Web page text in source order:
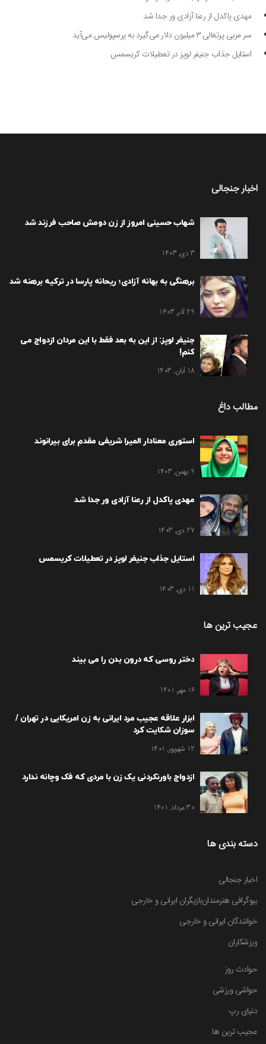
مهدی پاکدل از رعنا آزادی ور جدا شد
سر مربی پرتغالی ۳ میلیون دلار می‌گیرد به پرسپولیس می‌آید
استایل جذاب جنیفر لوپز در تعطیلات کریسمس
اخبار جنجالی
شهاب حسینی امروز از زن دومش صاحب فرزند شد
3 دی, 1403
برهنگی به بهانه آزادی؛ ریحانه پارسا در ترکیه برهنه شد
29 آذر, 1403
جنیفر لوپز: از این به بعد فقط با این مردان ازدواج می
کنم!
18 آبان, 1403
مطالب داغ
استوری معنادار المیرا شریفی مقدم برای بیرانوند
9 بهمن, 1403
مهدی پاکدل از رعنا آزادی ور جدا شد
27 دی, 1403
استایل جذاب جنیفر لوپز در تعطیلات کریسمس
11 دی, 1403
عجیب ترین ها
دختر روسی که درون بدن را می بیند
16 مهر, 1401
ابزار علاقه عجیب مرد ایرانی به زن امریکایی در تهران /
سوزان شکایت کرد
12 شهریور, 1401
ازدواج باورنکردنی یک زن با مردی که فک وچانه ندارد
30 مرداد, 1401
دسته بندی ها
اخبار جنجالی
بیوگرافی هنرمندانبازیگران ایرانی و خارجی
خوانندگان ایرانی و خارجی
ورزشکاران
حوادث روز
حواشی ورزشی
دنیای رپ
عجیب ترین ها